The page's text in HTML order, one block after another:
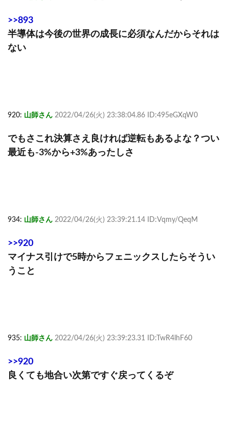
>>893
半導体は今後の世界の成長に必須なんだからそれは
ない
920: 山師さん 2022/04/26(火) 23:38:04.86 ID:495eGXqW0
でもさこれ決算さえ良ければ逆転もあるよな？つい
最近も-3%から+3%あったしさ
934: 山師さん 2022/04/26(火) 23:39:21.14 ID:Vqmy/QeqM
>>920
マイナス引けで5時からフェニックスしたらそうい
うこと
935: 山師さん 2022/04/26(火) 23:39:23.31 ID:TwR4lhF60
>>920
良くても地合い次第ですぐ戻ってくるぞ